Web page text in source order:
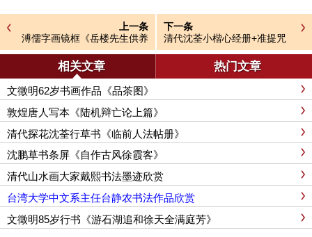
上一条
溥儒字画镜框《岳楼先生供养
心经》
下一条
清代沈荃小楷心经册+准提咒
相关文章 热门文章
文徵明62岁书画作品《品茶图》
敦煌唐人写本《陆机辩亡论上篇》
清代探花沈荃行草书《临前人法帖册》
沈鹏草书条屏《自作古风徐霞客》
清代山水画大家戴熙书法墨迹欣赏
台湾大学中文系主任台静农书法作品欣赏
文徵明85岁行书《游石湖追和徐天全满庭芳》